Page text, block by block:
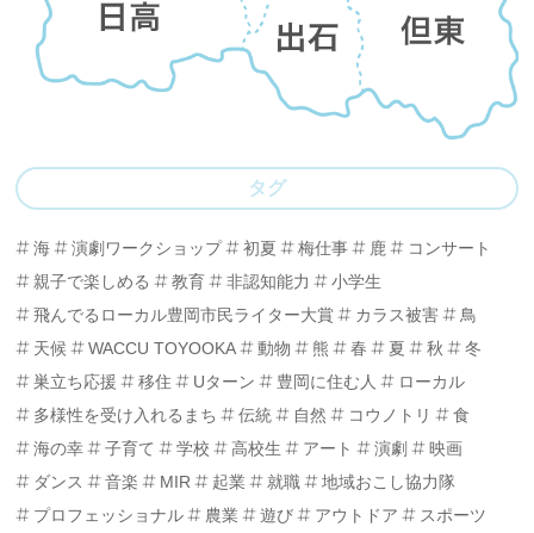
タグ
海 演劇ワークショップ 初夏 梅仕事 鹿
コンサート
親子で楽しめる
教育 非認知能力
小学生
飛んでるローカル豊岡市民ライター大賞
カラス被害
鳥
天候
WACCU TOYOOKA 動物 熊 春 夏 秋
冬
巣立ち応援
移住 Uターン 豊岡に住む人
ローカル
多様性を受け入れるまち
伝統 自然 コウノトリ
食
海の幸
子育て 学校 高校生 アート 演劇
映画
ダンス
音楽 MIR 起業 就職
地域おこし協力隊
プロフェッショナル
農業 遊び アウトドア
スポーツ